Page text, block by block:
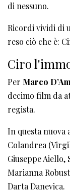
di nessuno.
Ricordi vividi di
reso ciò che è:
Ciro
Per Marco
decimo film da
regista.
In questa nuova
Colandrea
Giuseppe Aiello,
Marianna
Darta Danevica.